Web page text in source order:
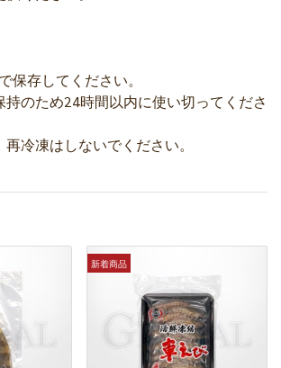
保存してください。
のため24時間以内に使い切ってくださ
冷凍はしないでください。
新着商品